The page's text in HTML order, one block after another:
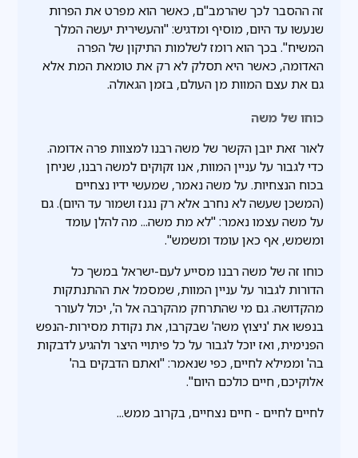
זה ההסבר לכך שהרמב"ם, כאשר הוא מפרט את הפרות
שנעשו עד היום, מוסיף ומדגיש: "והעשירית יעשה המלך
המשיח". בכך הוא רומז לשלמות התיקון של הפרה
האדומה, כאשר היא תסלק לא רק את טומאת המת אלא
גם את עצם המוות מן העולם, בזמן הגאולה.
כוחו של משה
לאור זאת יובן הקשר של משה רבנו למצוות פרה אדומה.
כדי לגבור על עניין המוות, אנו זקוקים למשה רבנו, שניחן
בכוח הנצחיות. על משה נאמר, שמעשי ידיו נצחיים
(המשכן שעשה לא נחרב אלא רק נגנז ושמור עד היום). גם
על משה עצמו נאמר: "לא מת משה... מה להלן עומד
ומשמש, אף כאן עומד ומשמש".
כוחו זה של משה רבנו מסייע לעם-ישראל במשך כל
הדורות לגבור על עניין המוות, שמסמל את ההתנתקות
מהקדושה. גם מי שהתרחק מהקרבה אל ה', יכול לעורר
בנפשו את 'ניצוץ משה' שבקרבו, את נקודת מסירות-הנפש
הפנימית, ואז יוכל לגבור על כל פיתויי היצר ולהגיע לדבקות
בה' וממילא לחיים, כפי שנאמר: "ואתם הדבקים בה'
אלוקיכם, חיים כולכם היום".
לחיים לחיים - חיים נצחיים, בקרוב ממש...